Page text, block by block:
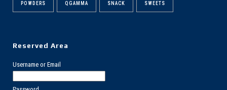
POWDERS QGAMMA SNACK SWEETS
Reserved Area
Username or Email